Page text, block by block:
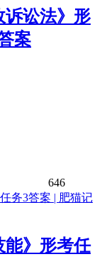
诉讼法》形
案
646
能》形考任